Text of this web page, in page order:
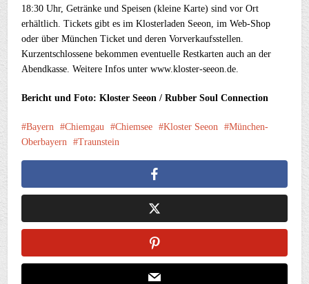
18:30 Uhr, Getränke und Speisen (kleine Karte) sind vor Ort
erhältlich. Tickets gibt es im Klosterladen Seeon, im Web-Shop
oder über München Ticket und deren Vorverkaufsstellen.
Kurzentschlossene bekommen eventuelle Restkarten auch an der
Abendkasse. Weitere Infos unter www.kloster-seeon.de.
Bericht und Foto: Kloster Seeon / Rubber Soul Connection
Bayern Chiemgau Chiemsee Kloster Seeon
München-
Oberbayern
Traunstein